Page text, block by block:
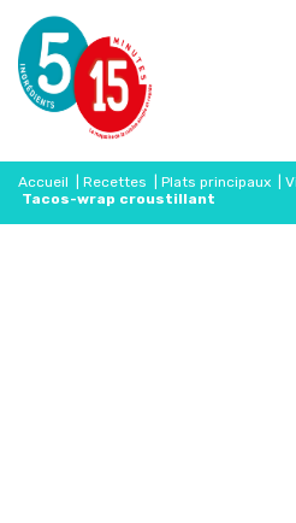
Accueil Recettes Plats principaux
Tacos-wrap croustillant